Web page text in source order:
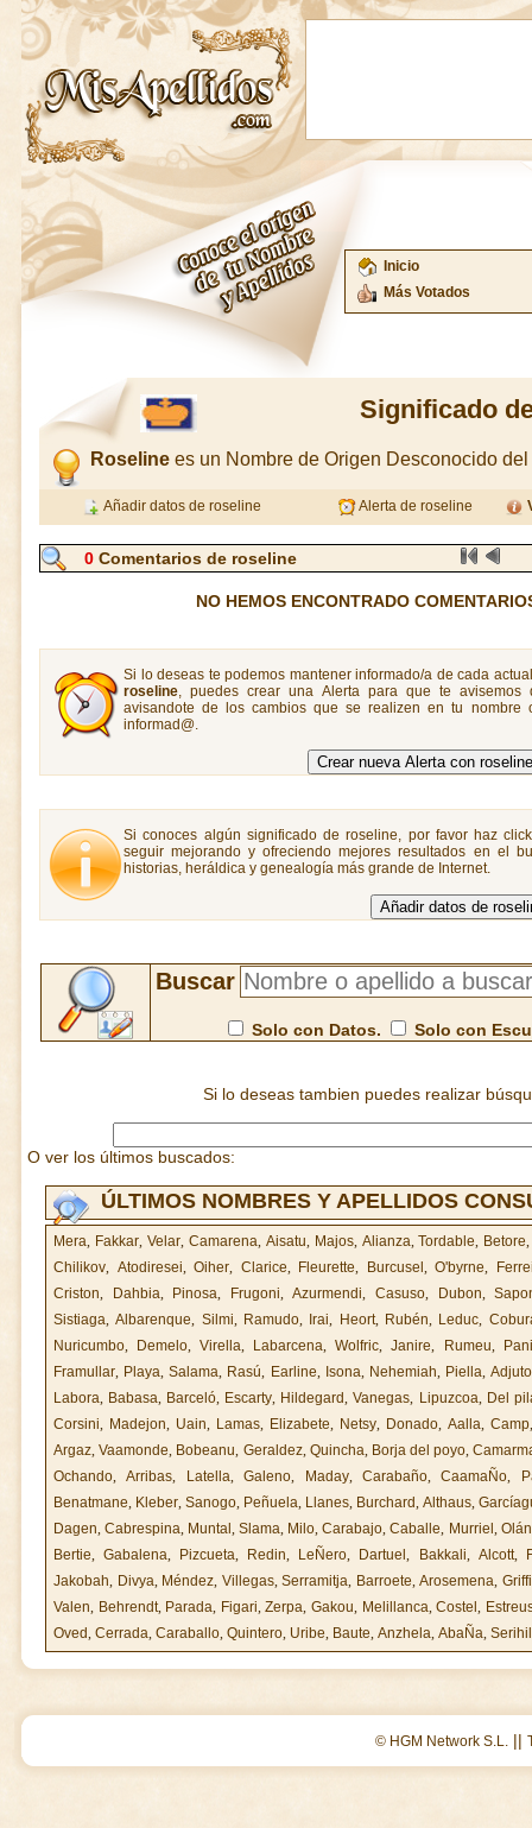
Inicio
Más Votados
Significado
Roseline es un Nombre de Origen Desconocido
Añadir datos de roseline Alerta de roseline
0 Comentarios de roseline
NO HEMOS ENCONTRADO
Si lo deseas te podemos mantener informado/a de cada
roseline, puedes crear una Alerta para que te avisemos
avisandote de los cambios que se realizen en tu
informad@.
Si conoces algún significado de roseline, por favor haz
seguir mejorando y ofreciendo mejores resultados en el
historias, heráldica y genealogía más grande de Internet.
Buscar
Solo con Datos. Solo con
Si lo deseas tambien puedes realizar
O ver los últimos buscados:
ÚLTIMOS NOMBRES Y APELLIDOS
Mera, Fakkar, Velar, Camarena, Aisatu, Majos, Alianza,Tordable, Betore
Chilikov, Atodiresei,Oiher, Clarice, Fleurette, Burcusel ,O'byrne,
Criston, Dahbia, Pinosa, Frugoni,Azurmendi,Casuso, Dubon,
Sistiaga,Albarenque, Silmi, Ramudo, Irai, Heort, Rubén, Leduc,
Nuricumbo, Demelo,Virella, Labarcena,Wolfric,Janire, Rumeu,
Framullar, Playa,Salama, Rasú, Earline, Isona, Nehemiah, Piella,
Labora, Babasa, Barceló, Escarty, Hildegard,Vanegas, Lipuzcoa, Del
Corsini, Madejon, Uain, Lamas, Elizabete, Netsy, Donado, Aalla, Camp
Argaz,Vaamonde, Bobeanu, Geraldez, Quincha, Borja del poyo,
Ochando,Arribas, Latella,Galeno, Maday,Carabaño,CaamaÑo,
Benatmane, Kleber, Sanogo, Peñuela, Llanes, Burchard, Althaus,
Dagen,Cabrespina, Muntal,Slama, Milo,Carabajo,Caballe, Murriel , Olán
Bertie,Gabalena, Pizcueta, Redin, LeÑero, Dartuel, Bakkali, Alcott,
Jakobah, Divya, Méndez, Villegas, Serramitja, Barroete, Arosemena,
Valen, Behrendt, Parada, Figari,Zerpa, Gakou, Melillanca,Costel,
Oved, Cerrada, Caraballo, Quintero, Uribe, Baute, Anzhela, AbaÑa,
© HGM Network S.L. ||